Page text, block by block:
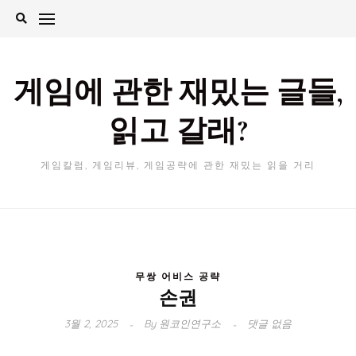
Skip
게임에 관한 재밌는 글들,
읽고 갈래?
게임칼럼, 게임리뷰, 게임공략에 관한 재밌는 읽을 거리
무쌍 어비스 공략
손권
3월 2, 2025 By원코인연구소 댓글 없음